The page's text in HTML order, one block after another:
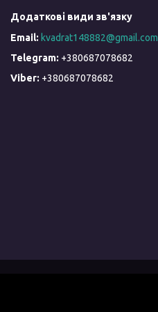
kvadrat148882@gmail.com
+380687078682
+380687078682